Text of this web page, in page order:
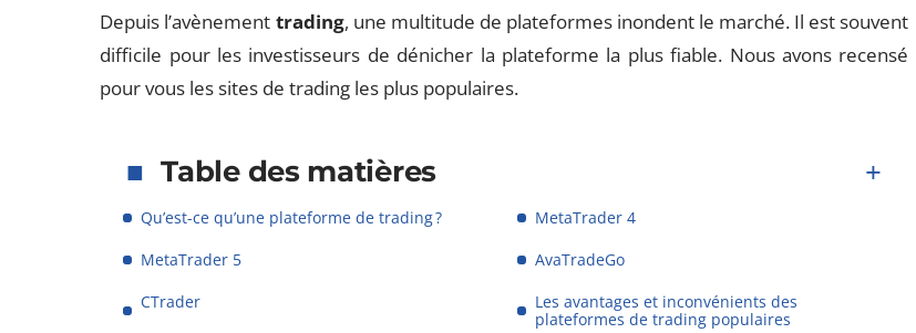
Depuis l’avènement trading, une multitude de plateformes inondent le marché. Il est souvent
difficile pour les investisseurs de dénicher la plateforme la plus fiable. Nous avons recensé
pour vous les sites de trading les plus populaires.
Table des matières
Qu’est-ce qu’une plateforme de trading ?
MetaTrader 4
MetaTrader 5
AvaTradeGo
CTrader
Les avantages et inconvénients des
plateformes de trading populaires